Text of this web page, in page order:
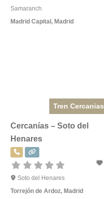
Samaranch
Madrid Capital, Madrid
Tren Cercanias
Cercanías – Soto del
Henares
Soto del Henares
Torrejón de Ardoz, Madrid